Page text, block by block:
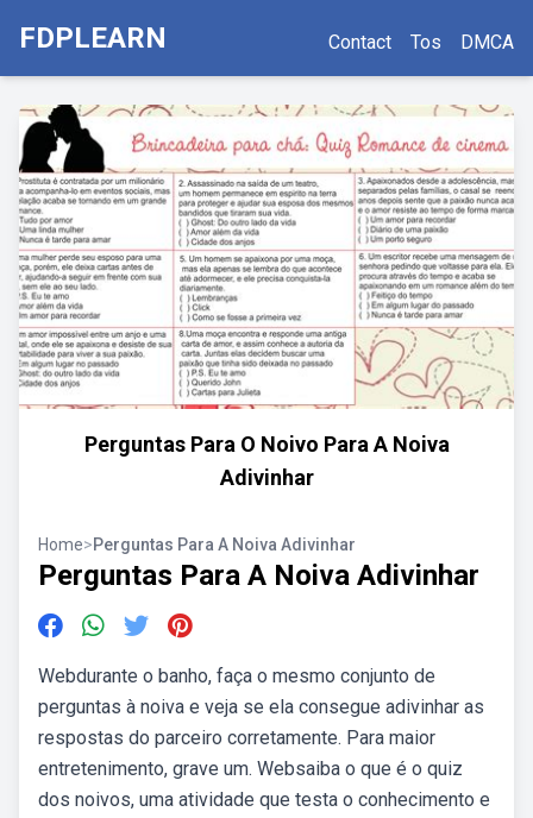
FDPLEARN Contact Tos DMCA
Perguntas Para O Noivo Para A Noiva
Adivinhar
Home>Perguntas Para A Noiva Adivinhar
Perguntas Para A Noiva Adivinhar
Webdurante o banho, faça o mesmo conjunto de
perguntas à noiva e veja se ela consegue adivinhar as
respostas do parceiro corretamente. Para maior
entretenimento, grave um. Websaiba o que é o quiz
dos noivos, uma atividade que testa o conhecimento e